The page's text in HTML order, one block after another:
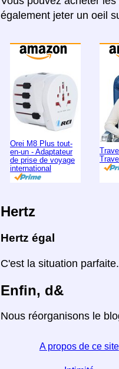
également jeter un oeil
Orei M8 Plus tout-
en-un - Adaptateur
de prise de voyage
international
Hertz
Hertz égal
C'est la situation
Enfin, d&
Nous réorganisons le
A propos de ce site